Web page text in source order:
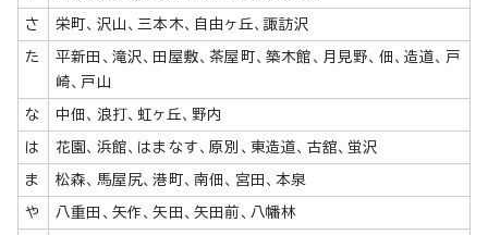
さ 栄町、沢山、三本木、自由ヶ丘、諏訪沢
た
平新田、滝沢、田屋敷、茶屋町、築木館、月見野、佃、造道、戸
崎、戸山
な 中佃、浪打、虹ヶ丘、野内
は 花園、浜館、はまなす、原別、東造道、古舘、蛍沢
ま 松森、馬屋尻、港町、南佃、宮田、本泉
や 八重田、矢作、矢田、矢田前、八幡林